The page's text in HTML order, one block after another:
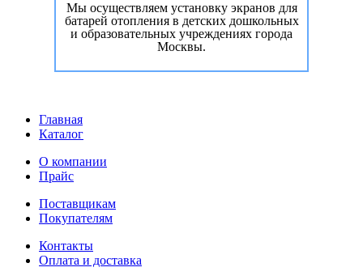
Мы осуществляем установку экранов для
батарей отопления в детских дошкольных
и образовательных учреждениях города
Москвы.
Главная
Каталог
О компании
Прайс
Поставщикам
Покупателям
Контакты
Оплата и доставка